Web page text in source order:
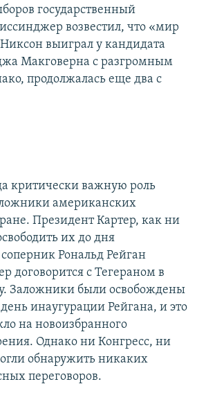
государственный
возвестил, что «мир
выиграл у кандидата
Макговерна с разгромным
продолжалась еще два с
критически важную роль
американских
Президент Картер, как ни
их до дня
соперник Рональд Рейган
договорится с Тегераном в
Заложники были освобождены
инаугурации Рейгана, и это
на новоизбранного
Однако ни Конгресс, ни
обнаружить никаких
переговоров.